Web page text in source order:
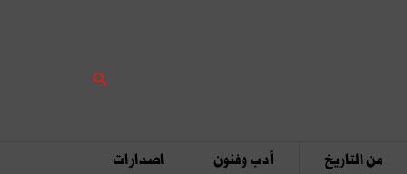
من التاريخ أدب وفنون اصدارات